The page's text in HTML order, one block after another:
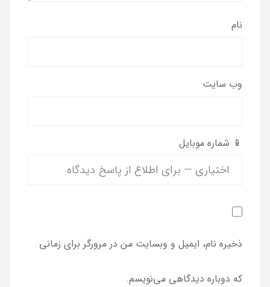
نام
وب‌ سایت
📱 شماره موبایل
ذخیره نام، ایمیل و وبسایت من در مرورگر برای زمانی
که دوباره دیدگاهی می‌نویسم.